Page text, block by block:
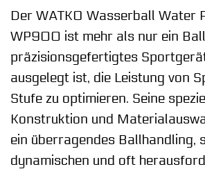
Der WATKO Wasserball Water
WP900 ist mehr als nur ein
präzisionsgefertigtes
ausgelegt ist, die Leistung von
Stufe zu optimieren. Seine
Konstruktion und
ein überragendes Ballhandling,
dynamischen und oft